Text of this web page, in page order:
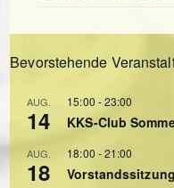
Bevorstehende
AUG.
14
15:00 -23:00
KKS-Club
AUG.
18
18:00 -21:00